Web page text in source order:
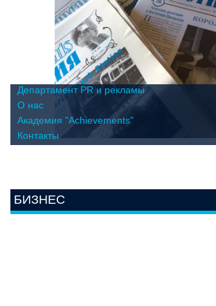
Департамент PR и рекламы
О нас
Академия "Achievements"
Контакты
БИЗНЕС